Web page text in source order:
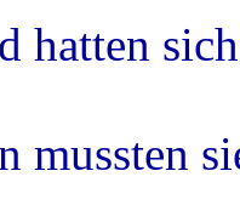
hatten
mussten